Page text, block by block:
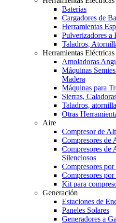
Baterías
Cargadores de
Herramientas
Pulverizadores a
Taladros,
Herramientas
Amoladoras
Máquinas
Madera
Máquinas para
Sierras,
Taladros,
Otras
Aire
Compresor de
Compresores de
Compresores de
Silenciosos
Compresores
Compresores
Kit para
Generación
Estaciones de
Paneles Solares
Generadores a